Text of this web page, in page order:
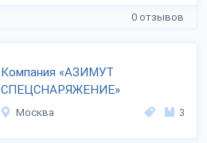
0 отзывов
Компания «АЗИМУТ
СПЕЦСНАРЯЖЕНИЕ»
Москва 3